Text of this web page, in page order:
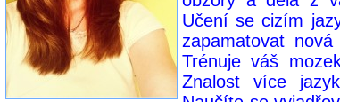
Učení se cizím
zapamatovat
Trénuje váš
Znalost více